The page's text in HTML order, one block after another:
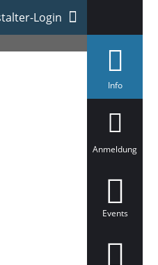
Login
Infoa
ä
t
Anmeldung
Events